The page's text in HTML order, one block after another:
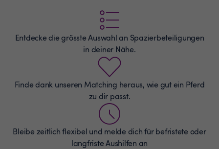
Entdecke die grösste Auswahl an Spazierbeteiligungen
in deiner Nähe.
Finde dank unseren Matching heraus, wie gut ein Pferd
zu dir passt.
Bleibe zeitlich flexibel und melde dich für befristete oder
langfriste Aushilfen an